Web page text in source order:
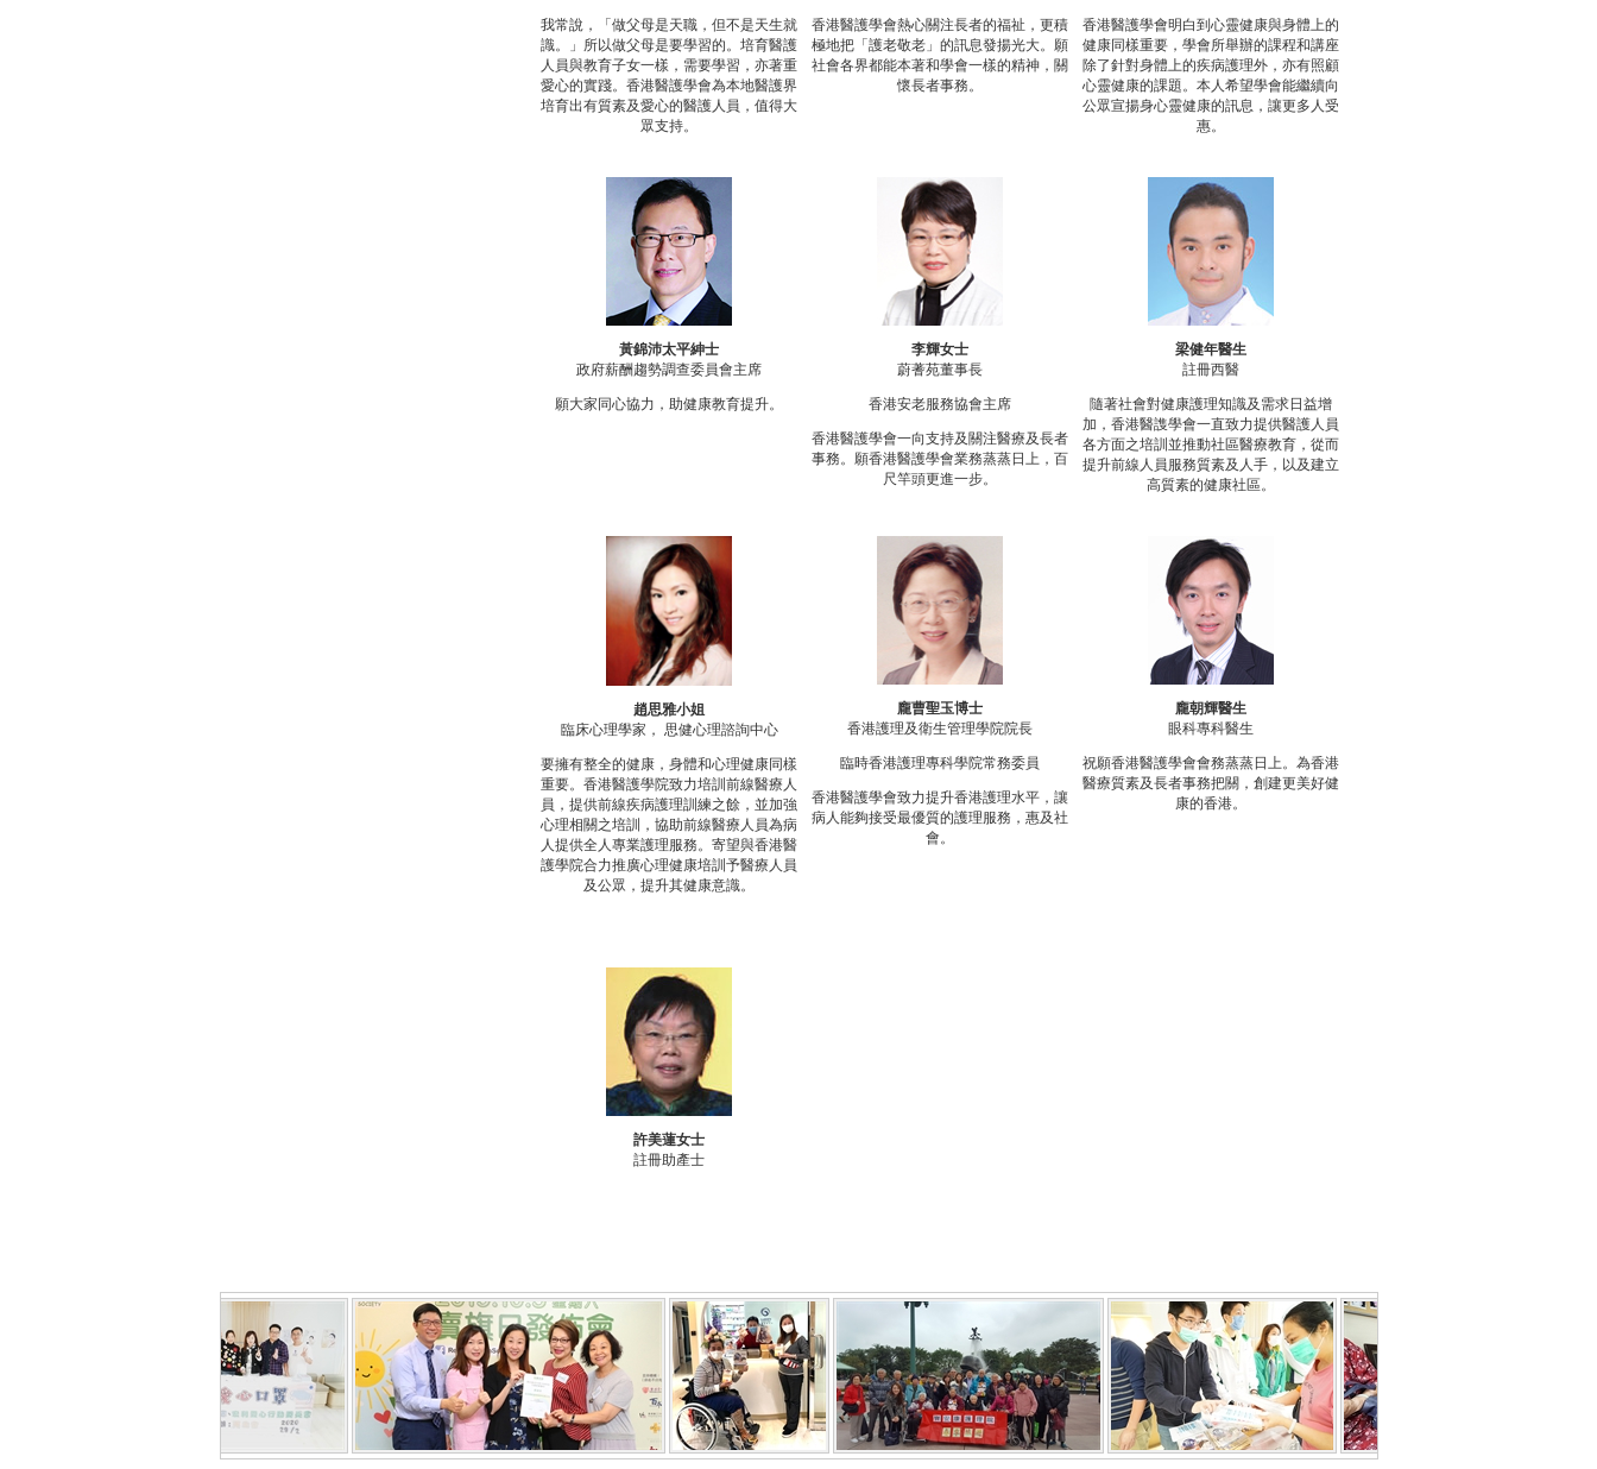
我常說，「做父母是天職，但不是天生就
識。」所以做父母是要學習的。培育醫護
人員與教育子女一樣，需要學習，亦著重
愛心的實踐。香港醫護學會為本地醫護界
培育出有質素及愛心的醫護人員，值得大
眾支持。
香港醫護學會熱心關注長者的福祉，更積
極地把「護老敬老」的訊息發揚光大。願
社會各界都能本著和學會一樣的精神，關
懷長者事務。
香港醫護學會明白到心靈健康與身體上的
健康同樣重要，學會所舉辦的課程和講座
除了針對身體上的疾病護理外，亦有照顧
心靈健康的課題。本人希望學會能繼續向
公眾宣揚身心靈健康的訊息，讓更多人受
惠。
黃錦沛太平紳士
政府薪酬趨勢調查委員會主席
願大家同心協力，助健康教育提升。
李輝女士
蔚蓍苑董事長
香港安老服務協會主席
香港醫護學會一向支持及關注醫療及長者
事務。願香港醫護學會業務蒸蒸日上，百
尺竿頭更進一步。
梁健年醫生
註冊西醫
隨著社會對健康護理知識及需求日益增
加，香港醫謢學會一直致力提供醫護人員
各方面之培訓並推動社區醫療教育，從而
提升前線人員服務質素及人手，以及建立
高質素的健康社區。
趙思雅小姐
臨床心理學家， 思健心理諮詢中心
要擁有整全的健康，身體和心理健康同樣
重要。香港醫護學院致力培訓前線醫療人
員，提供前線疾病護理訓練之餘，並加強
心理相關之培訓，協助前線醫療人員為病
人提供全人專業護理服務。寄望與香港醫
護學院合力推廣心理健康培訓予醫療人員
及公眾，提升其健康意識。
龐曹聖玉博士
香港護理及衛生管理學院院長
臨時香港護理專科學院常務委員
香港醫護學會致力提升香港護理水平，讓
病人能夠接受最優質的護理服務，惠及社
會。
龐朝輝醫生
眼科專科醫生
祝願香港醫護學會會務蒸蒸日上。為香港
醫療質素及長者事務把關，創建更美好健
康的香港。
許美蓮女士
註冊助產士